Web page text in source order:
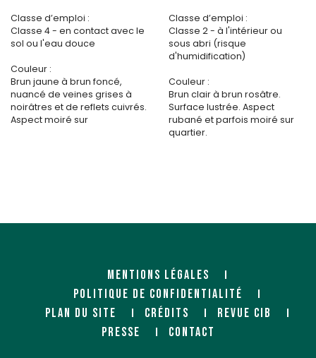
Classe d’emploi :
Classe 4 - en contact avec le
sol ou l'eau douce
Couleur :
Brun jaune à brun foncé,
nuancé de veines grises à
noirâtres et de reflets cuivrés.
Aspect moiré sur
Classe d’emploi :
Classe 2 - à l'intérieur ou
sous abri (risque
d'humidification)
Couleur :
Brun clair à brun rosâtre.
Surface lustrée. Aspect
rubané et parfois moiré sur
quartier.
MENTIONS LÉGALES
POLITIQUE DE CONFIDENTIALITÉ
PLAN DU SITE
CRÉDITS
REVUE CIB
PRESSE
CONTACT